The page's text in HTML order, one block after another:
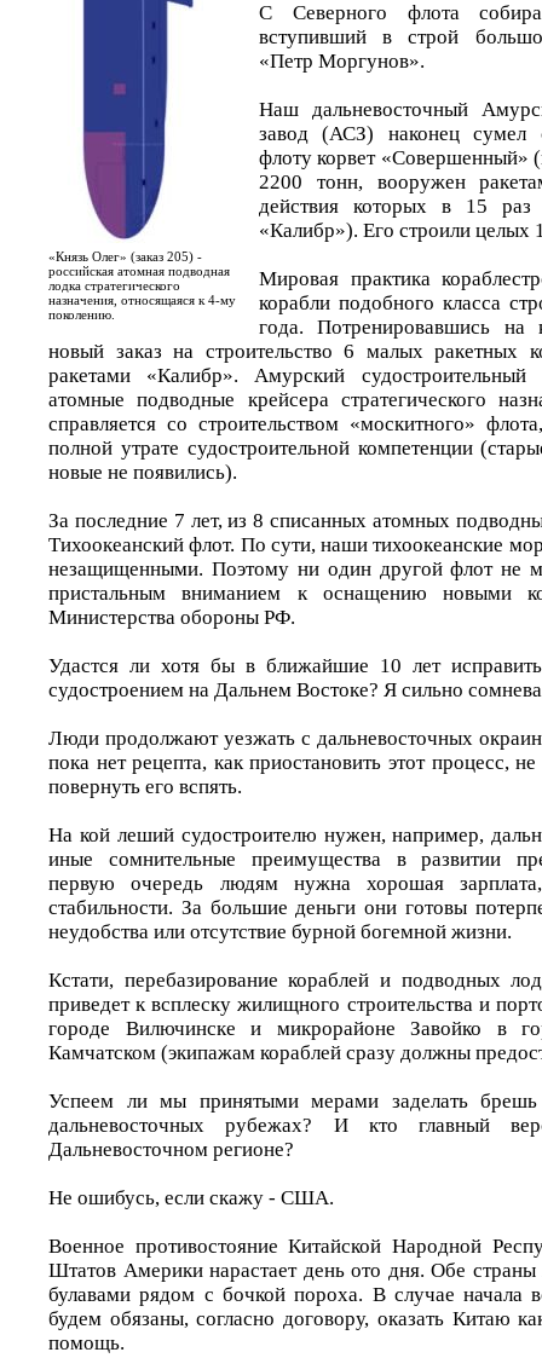
«Князь Олег» (заказ 205) -
российская атомная подводная
лодка стратегического
назначения, относящаяся к 4-му
поколению.
С Северного флота
вступивший в строй
«Петр Моргунов».
Наш дальневосточный
завод (АСЗ) наконец сумел
флоту корвет «Совершенный»
2200 тонн, вооружен
действия которых в 15
«Калибр»). Его строили целых
Мировая практика
корабли подобного класса
года. Потренировавшись на
новый заказ на строительство 6 малых ракетных
ракетами «Калибр». Амурский
атомные подводные крейсера стратегического
справляется со строительством «москитного»
полной утрате судостроительной компетенции
новые не появились).
За последние 7 лет, из 8 списанных атомных
Тихоокеанский флот. По сути, наши тихоокеанские
незащищенными. Поэтому ни один другой флот не
пристальным вниманием к оснащению новыми
Министерства обороны РФ.
Удастся ли хотя бы в ближайшие 10 лет
судостроением на Дальнем Востоке? Я сильно
Люди продолжают уезжать с дальневосточных
пока нет рецепта, как приостановить этот процесс,
повернуть его вспять.
На кой леший судостроителю нужен, например,
иные сомнительные преимущества в развитии
первую очередь людям нужна хорошая
стабильности. За большие деньги они готовы
неудобства или отсутствие бурной богемной жизни.
Кстати, перебазирование кораблей и подводных
приведет к всплеску жилищного строительства и
городе Вилючинске и микрорайоне Завойко в
Камчатском (экипажам кораблей сразу должны
Успеем ли мы принятыми мерами заделать
дальневосточных рубежах? И кто главный
Дальневосточном регионе?
Не ошибусь, если скажу - США.
Военное противостояние Китайской Народной
Штатов Америки нарастает день ото дня. Обе
булавами рядом с бочкой пороха. В случае начала
будем обязаны, согласно договору, оказать Китаю
помощь.